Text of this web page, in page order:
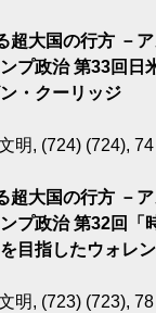
超大国の行方 －
プ政治 第33回日
・クーリッジ
明, (724) (724),
超大国の行方 －
プ政治 第32回「
を目指したウォレ
明, (723) (723),